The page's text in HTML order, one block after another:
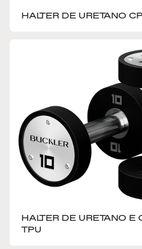
HALTER DE URETANO
HALTER DE URETANO E
TPU